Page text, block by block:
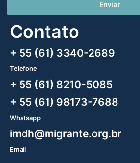
Enviar
Contato
+ 55 (61) 3340-2689
Telefone
+ 55 (61) 8210-5085
+ 55 (61) 98173-7688
Whatsapp
imdh@migrante.org.br
Email